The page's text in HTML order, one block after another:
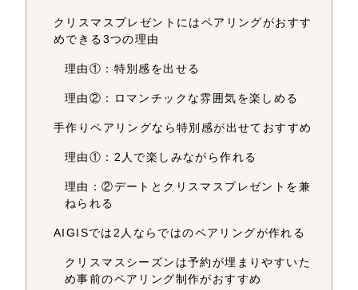
クリスマスプレゼントにはペアリングがおすす
めできる3つの理由
理由①：特別感を出せる
理由②：ロマンチックな雰囲気を楽しめる
手作りペアリングなら特別感が出せておすすめ
理由①：2人で楽しみながら作れる
理由：②デートとクリスマスプレゼントを兼
ねられる
AIGISでは2人ならではのペアリングが作れる
クリスマスシーズンは予約が埋まりやすいた
め事前のペアリング制作がおすすめ